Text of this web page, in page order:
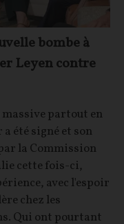
bombe à
Leyen contre
partout en
été signé et son
la Commission
cette fois-ci,
avec l'espoir
chez les
Qui ont pourtant